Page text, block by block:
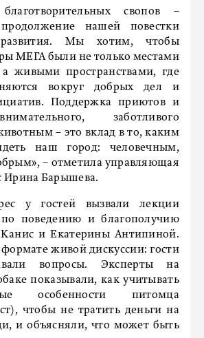
свопов –
продолжение нашей повестки
развития. Мы хотим, чтобы
МЕГА были не только местами
живыми пространствами, где
вокруг добрых дел и
Поддержка приютов и
заботливого
– это вклад в то, каким
наш город: человечным,
– отметила управляющая
Барышева.
у гостей вызвали лекции
по поведению и благополучию
и Екатерины Антипиной.
живой дискуссии: гости
вопросы. Эксперты на
показывали, как учитывать
особенности питомца
чтобы не тратить деньги на
и объясняли, что может быть